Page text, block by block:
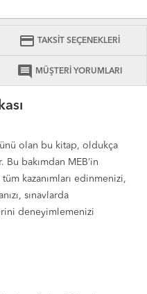
credit_card TAKSİT SEÇENEKLERİ
comment MÜŞTERİ YORUMLARI
olan bu kitap, oldukça
bakımdan MEB’in
kazanımları edinmenizi,
sınavlarda
deneyimlemenizi